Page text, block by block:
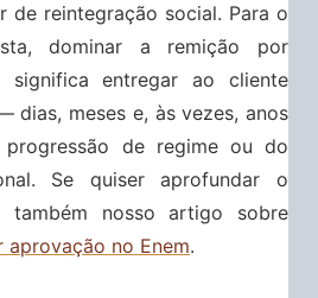
de reintegração social. Para o
dominar a remição por
significa entregar ao cliente
dias, meses e, às vezes, anos
de regime ou do
Se quiser aprofundar o
também nosso artigo sobre
no Enem.